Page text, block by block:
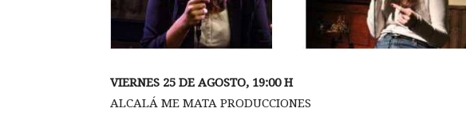
VIERNES 25 DE AGOSTO, 19:00 H
ALCALÁ ME MATA PRODUCCIONES